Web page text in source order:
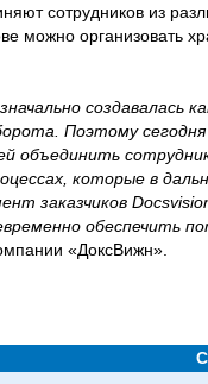
сотрудников из
можно организовать
создавалась
Поэтому
объединить
которые в
заказчиков
обеспечить
«ДоксВижн».